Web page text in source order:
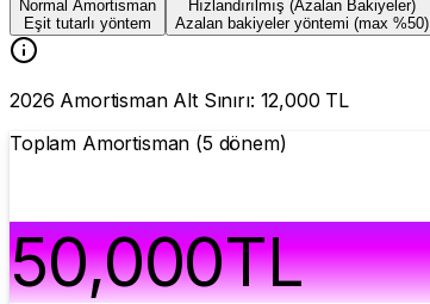
Normal Amortisman
Eşit tutarlı yöntem
Hızlandırılmış (Azalan Bakiyeler)
Azalan bakiyeler yöntemi (max %50)
2026 Amortisman Alt Sınırı: 12,000 TL
Toplam Amortisman (5 dönem)
50,000TL